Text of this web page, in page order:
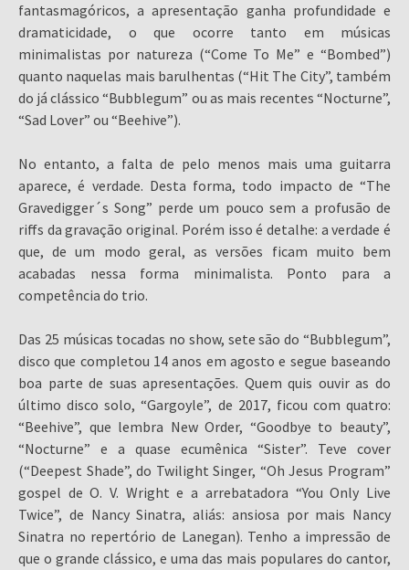
fantasmagóricos, a apresentação ganha profundidade e
dramaticidade, o que ocorre tanto em músicas
minimalistas por natureza (“Come To Me” e “Bombed”)
quanto naquelas mais barulhentas (“Hit The City”, também
do já clássico “Bubblegum” ou as mais recentes “Nocturne”,
“Sad Lover” ou “Beehive”).
No entanto, a falta de pelo menos mais uma guitarra
aparece, é verdade. Desta forma, todo impacto de “The
Gravedigger´s Song” perde um pouco sem a profusão de
riffs da gravação original. Porém isso é detalhe: a verdade é
que, de um modo geral, as versões ficam muito bem
acabadas nessa forma minimalista. Ponto para a
competência do trio.
Das 25 músicas tocadas no show, sete são do “Bubblegum”,
disco que completou 14 anos em agosto e segue baseando
boa parte de suas apresentações. Quem quis ouvir as do
último disco solo, “Gargoyle”, de 2017, ficou com quatro:
“Beehive”, que lembra New Order, “Goodbye to beauty”,
“Nocturne” e a quase ecumênica “Sister”. Teve cover
(“Deepest Shade”, do Twilight Singer, “Oh Jesus Program”
gospel de O. V. Wright e a arrebatadora “You Only Live
Twice”, de Nancy Sinatra, aliás: ansiosa por mais Nancy
Sinatra no repertório de Lanegan). Tenho a impressão de
que o grande clássico, e uma das mais populares do cantor,